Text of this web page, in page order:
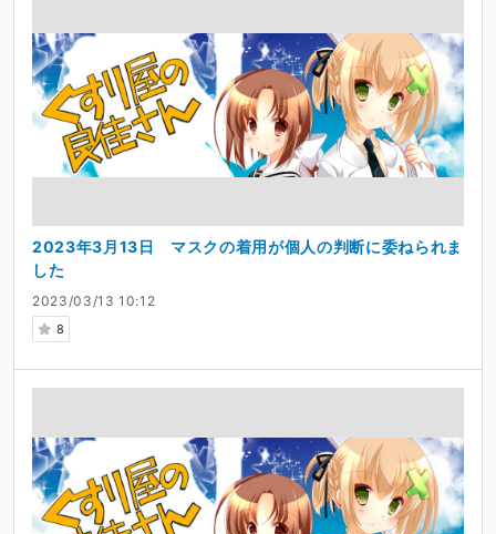
2023/03/13 10:12
8
2023年3月13日 マスクの着用が個人の判断に委ねられま
した